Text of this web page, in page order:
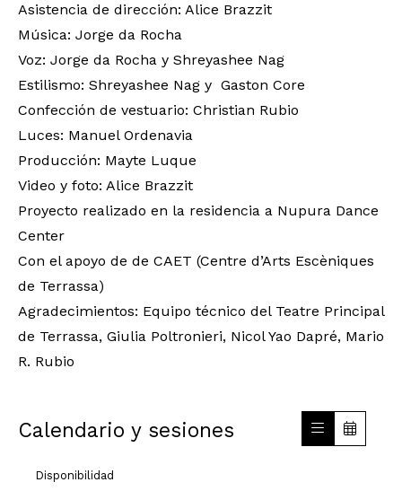
Asistencia de dirección: Alice Brazzit
Música: Jorge da Rocha
Voz: Jorge da Rocha y Shreyashee Nag
Estilismo: Shreyashee Nag y Gaston Core
Confección de vestuario: Christian Rubio
Luces: Manuel Ordenavia
Producción: Mayte Luque
Video y foto: Alice Brazzit
Proyecto realizado en la residencia a Nupura Dance
Center
Con el apoyo de de CAET (Centre d’Arts Escèniques
de Terrassa)
Agradecimientos: Equipo técnico del Teatre Principal
de Terrassa, Giulia Poltronieri, Nicol Yao Dapré, Mario
R. Rubio
Calendario y sesiones
Disponibilidad